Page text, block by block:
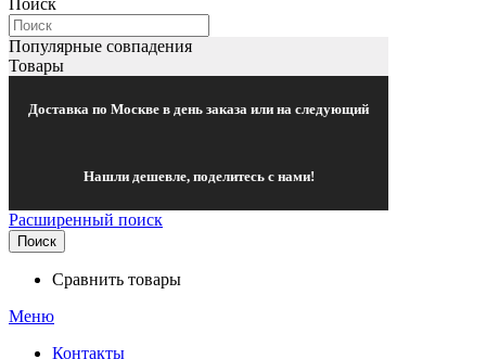
Поиск
Популярные совпадения
Товары
Доставка по Москве в день заказа или на следующий
Нашли дешевле, поделитесь с нами!
Расширенный поиск
Поиск
Сравнить товары
Меню
Контакты